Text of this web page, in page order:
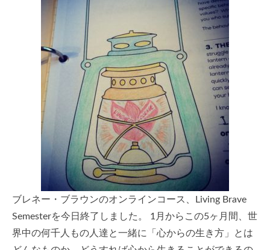
ブレネー・ブラウンのオンラインコース、Living Brave
Semesterを今日終了しました。 1月からこの5ヶ月間、世
界中の何千人もの人達と一緒に「心からの生き方」とは